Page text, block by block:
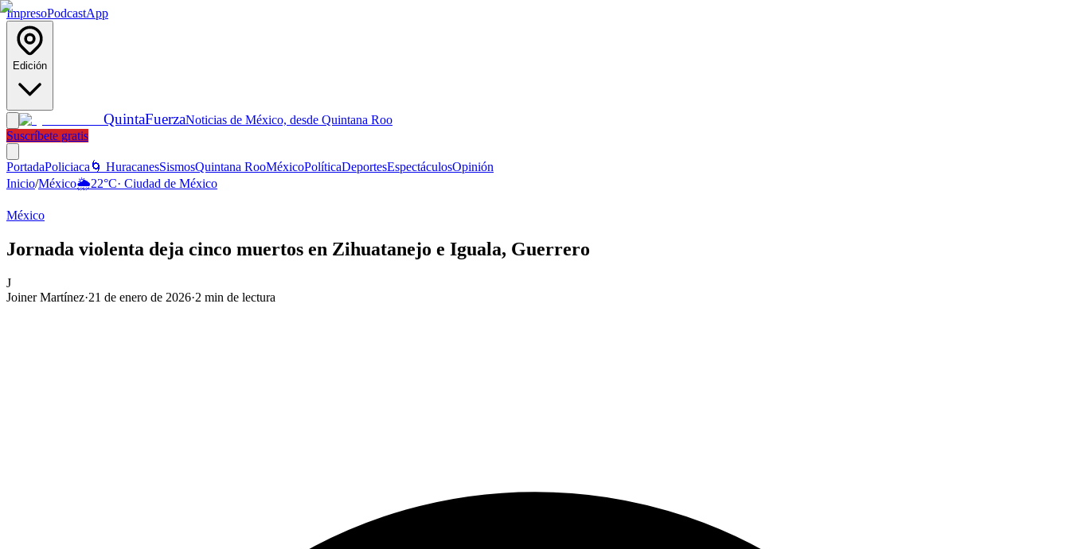
ImpresoPodcastApp
Edición
QuintaFuerzaNoticias de México, desde Quintana Roo
Suscríbete gratis
PortadaPoliciaca 🌀 HuracanesSismosQuintana RooMéxicoPolíticaDeportesEspectáculosOpinión
Inicio/México🌦️22°C· Ciudad de México
México
Jornada violenta deja cinco muertos en Zihuatanejo e Iguala, Guerrero
J
Joiner Martínez·21 de enero de 2026·2 min de lectura